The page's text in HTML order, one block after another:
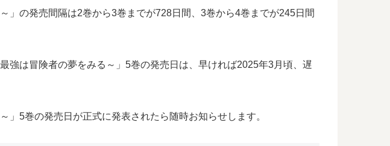
」の発売間隔は2巻から3巻までが728日間、3巻から4巻までが245日間
強は冒険者の夢をみる～」5巻の発売日は、早ければ2025年3月頃、遅
5巻の発売日が正式に発表されたら随時お知らせします。